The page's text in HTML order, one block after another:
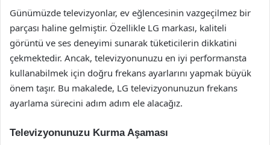
Günümüzde televizyonlar, ev eğlencesinin vazgeçilmez bir
parçası haline gelmiştir. Özellikle LG markası, kaliteli
görüntü ve ses deneyimi sunarak tüketicilerin dikkatini
çekmektedir. Ancak, televizyonunuzu en iyi performansta
kullanabilmek için doğru frekans ayarlarını yapmak büyük
önem taşır. Bu makalede, LG televizyonunuzun frekans
ayarlama sürecini adım adım ele alacağız.
Televizyonunuzu Kurma Aşaması